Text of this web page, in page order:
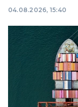
04.08.2026, 15:40